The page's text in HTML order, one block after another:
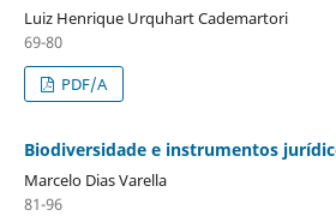
Luiz Henrique Urquhart Cademartori
69-80
PDF/A
Biodiversidade e instrumentos
Marcelo Dias Varella
81-96